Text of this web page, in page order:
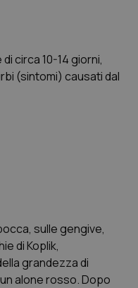
circa 10-14 giorni,
(sintomi) causati dal
sulle gengive,
di Koplik,
grandezza di
alone rosso. Dopo